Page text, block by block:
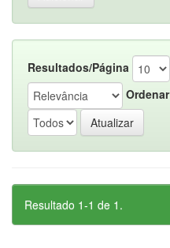
Resultados/Página
Ordenar
Resultado 1-1 de 1.